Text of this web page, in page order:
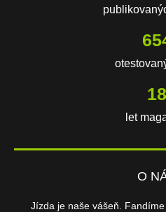
18
let
O
Jízda je naše vášeň.